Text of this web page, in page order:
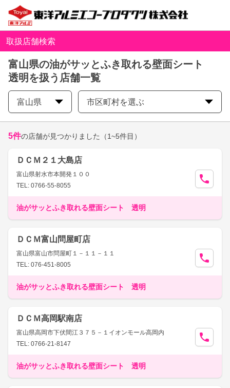
取扱店舗検索
富山県の油がサッとふき取れる壁面シート
透明を扱う店舗一覧
富山県 市区町村を選ぶ
5件の店舗が見つかりました （1~5件目）
ＤＣＭ２１大島店
富山県射水市本開発１００
TEL: 0766-55-8055
油がサッとふき取れる壁面シート 透明
ＤＣＭ富山問屋町店
富山県富山市問屋町１－１１－１１
TEL: 076-451-8005
油がサッとふき取れる壁面シート 透明
ＤＣＭ高岡駅南店
富山県高岡市下伏間江３７５－１イオンモール高岡内
TEL: 0766-21-8147
油がサッとふき取れる壁面シート 透明